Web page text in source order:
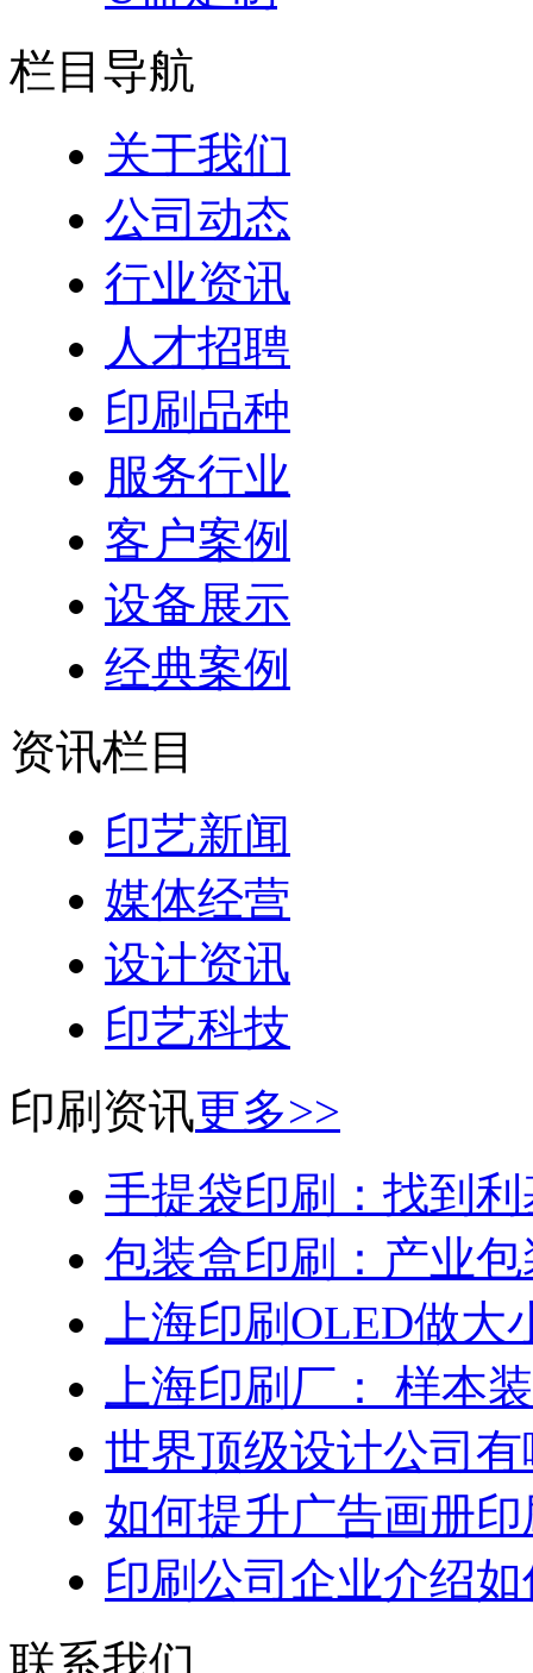
栏目导航
关于我们
公司动态
行业资讯
人才招聘
印刷品种
服务行业
客户案例
设备展示
经典案例
资讯栏目
印艺新闻
媒体经营
设计资讯
印艺科技
印刷资讯更多>>
手提袋印刷：找到
包装盒印刷：产业
上海印刷OLED做大
上海印刷厂： 样本
世界顶级设计公司
如何提升广告画册
印刷公司企业介绍